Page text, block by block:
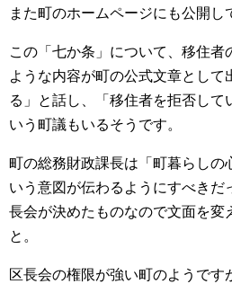
また町のホームページにも公開し
この「七か条」について、移住者
ような内容が町の公式文章として
る」と話し、「移住者を拒否して
いう町議もいるそうです。
町の総務財政課長は「町暮らしの
いう意図が伝わるようにすべきだ
長会が決めたものなので文面を変
と。
区長会の権限が強い町のようです